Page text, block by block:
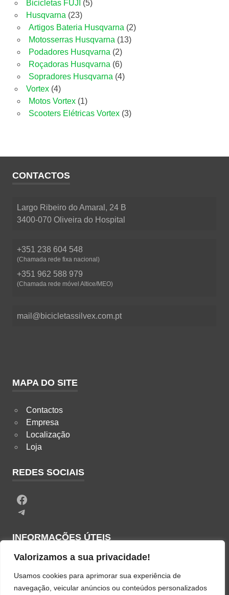
Valorizamos a sua privacidade!
Usamos cookies para aprimorar sua experiência de
navegação, veicular anúncios ou conteúdos personalizados
Bicicletas FUJI 55
Husqvarna 2323
produtos
Artigos Bateria Husqvarna 22
Motosserras Husqvarna 1313
Podadores Husqvarna 22
produtos
Roçadoras Husqvarna 66
produtos
Sopradores Husqvarna 44
Vortex 44
produtos
Motos Vortex 11
produto
Scooters Elétricas Vortex 33
CONTACTOS
Largo Ribeiro do Amaral, 24 B
3400-070 Oliveira do Hospital
+351 238 604 548
(Chamada rede fixa nacional)
+351 962 588 979
(Chamada rede móvel Altice/MEO)
mail@bicicletassilvex.com.pt
MAPA DO SITE
Contactos
Empresa
Localização
Loja
REDES SOCIAIS
Facebook
Telegram
INFORMAÇÕES ÚTEIS
Termos & Condições
Política de Privacidade
Política de Cookies